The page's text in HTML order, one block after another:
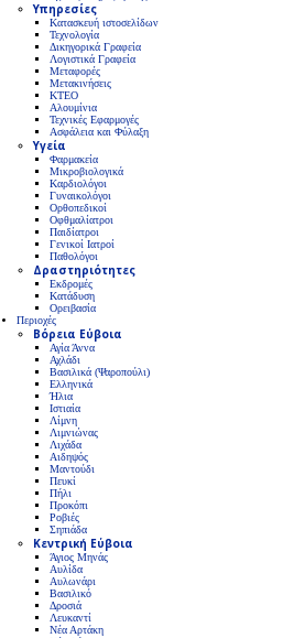
Υπηρεσίες
Κατασκευή ιστοσελίδων
Τεχνολογία
Δικηγορικά Γραφεία
Λογιστικά Γραφεία
Μεταφορές
Μετακινήσεις
ΚΤΕΟ
Αλουμίνια
Τεχνικές Εφαρμογές
Ασφάλεια και Φύλαξη
Υγεία
Φαρμακεία
Μικροβιολογικά
Καρδιολόγοι
Γυναικολόγοι
Ορθοπεδικοί
Οφθμαλίατροι
Παιδίατροι
Γενικοί Ιατροί
Παθολόγοι
Δραστηριότητες
Εκδρομές
Κατάδυση
Ορειβασία
Περιοχές
Βόρεια Εύβοια
Αγία Άννα
Αχλάδι
Βασιλικά (Ψαροπούλι)
Ελληνικά
Ήλια
Ιστιαία
Λίμνη
Λιμνιώνας
Λιχάδα
Αιδηψός
Μαντούδι
Πευκί
Πήλι
Προκόπι
Ροβιές
Σηπιάδα
Κεντρική Εύβοια
Άγιος Μηνάς
Αυλίδα
Αυλωνάρι
Βασιλικό
Δροσιά
Λευκαντί
Νέα Αρτάκη